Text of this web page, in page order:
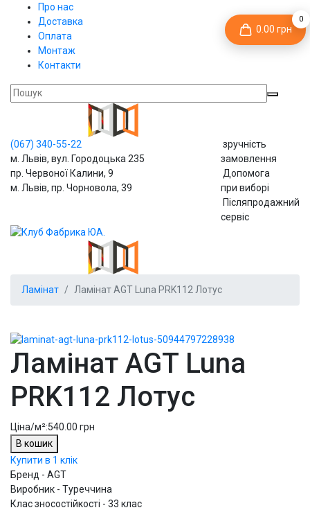
Про нас
Доставка
Оплата
Монтаж
Контакти
0.00 грн
0
(067) 340-55-22
м. Львів, вул. Городоцька 235
пр. Червоної Калини, 9
м. Львів, пр. Чорновола, 39
зручність
замовлення
Допомога
при виборі
Післяпродажний
сервіс
Ламінат Ламінат AGT Luna PRK112 Лотус
Ламінат AGT Luna
PRK112 Лотус
Ціна/м²:540.00 грн
В кошик
Купити в 1 клік
Бренд - AGT
Виробник - Туреччина
Клас зносостійкості - 33 клас